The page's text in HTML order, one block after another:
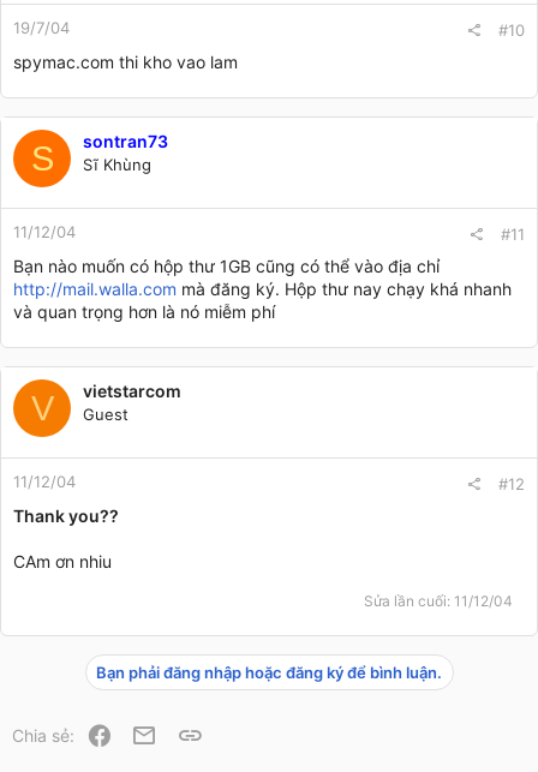
19/7/04 #10
spymac.com thi kho vao lam
S sontran73
Sĩ Khùng
11/12/04 #11
Bạn nào muốn có hộp thư 1GB cũng có thể vào địa chỉ
http://mail.walla.com mà đăng ký. Hộp thư nay chạy khá nhanh
và quan trọng hơn là nó miễm phí
V vietstarcom
Guest
11/12/04 #12
Thank you??
CAm ơn nhiu
Sửa lần cuối: 11/12/04
Bạn phải đăng nhập hoặc đăng ký để bình luận.
Chia sẻ: Facebook
Email